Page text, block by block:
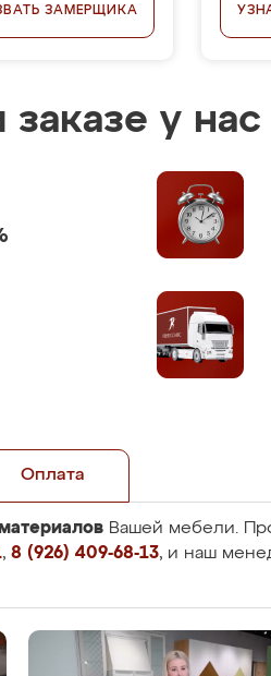
ЗАМЕРЩИКА
у нас
Оплата
Вашей мебели.
, 8 (926) 409-68-13, и наш